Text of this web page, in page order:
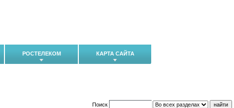
РОСТЕЛЕКОМ КАРТА САЙТА
Поиск